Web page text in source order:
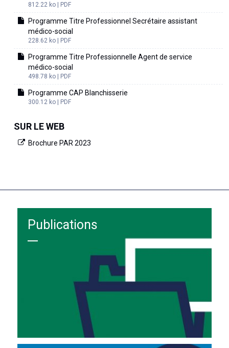
812.22 ko | PDF
Programme Titre Professionnel Secrétaire assistant
médico-social
228.62 ko | PDF
Programme Titre Professionnelle Agent de service
médico-social
498.78 ko | PDF
Programme CAP Blanchisserie
300.12 ko | PDF
SUR LE WEB
Brochure PAR 2023
Publications